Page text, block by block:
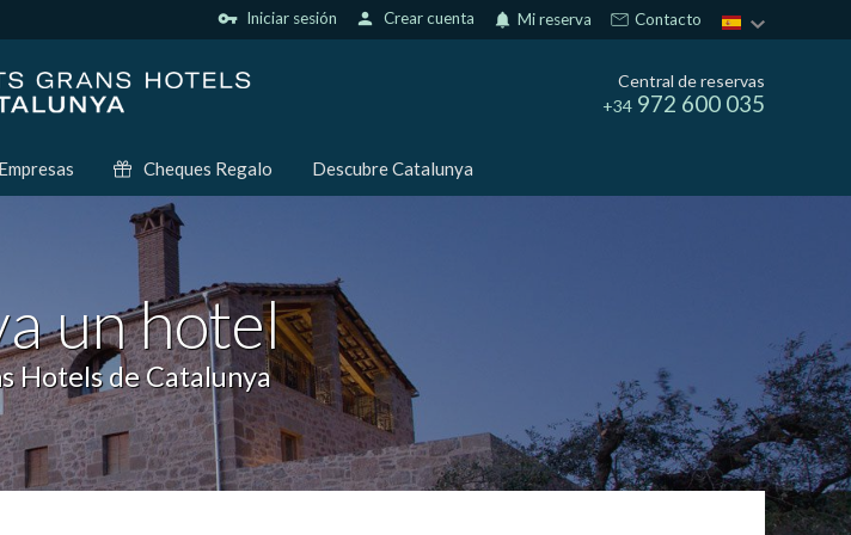
vpn_key Iniciar sesión person Crear cuenta notifications Mi reserva Contacto
Central de reservas
+34 972 600 035
Empresas Cheques Regalo Descubre Catalunya
un hotel
Hotels de Catalunya
Siempre activas